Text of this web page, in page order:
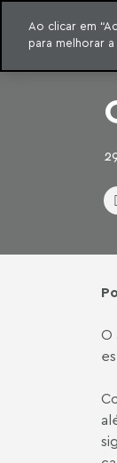
para o
Machado Meyer
O
Ao clicar em
para melhorar